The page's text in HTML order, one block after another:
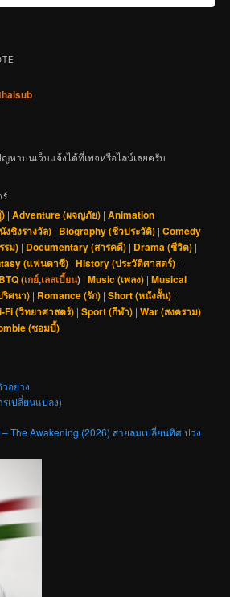
หาบนเว็บแจ้งได้ที่เพจหรือไลน์เลยครับ
|Adventure (ผจญภัย) |Animation
ชิงรางวัล) | Biography (ชีวประวัติ) |Comedy
รม) | Documentary (สารคดี) | Drama (ชีวิต) |
(แฟนตาซี) |History (ประวัติศาสตร์) |
(เกย์,เลสเบี้ยน) |Music (เพลง) |Musical
ศนา) | Romance (รัก) |Short (หนังสั้น) |
Fi (วิทยาศาสตร์) |Sport (กีฬา) |War (สงคราม)
(ซอมบี้)
อย่าง
เปลี่ยนแปลง)
The Awakening (2026) สายลมเปลี่ยนทิศ ปวง